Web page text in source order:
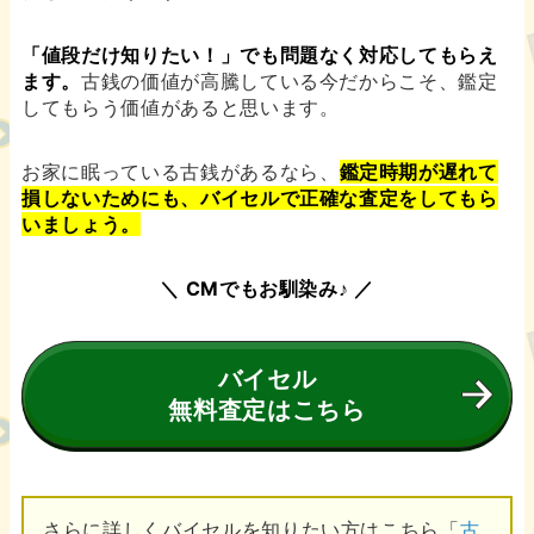
「値段だけ知りたい！」でも問題なく対応してもらえ
ます。 古銭の価値が高騰している今だからこそ、鑑定
してもらう価値があると思います。
お家に眠っている古銭があるなら、 鑑定時期が遅れて
損しないためにも、バイセルで正確な査定をしてもら
いましょう。
＼ CMでもお馴染み♪ ／
バイセル
無料査定はこちら